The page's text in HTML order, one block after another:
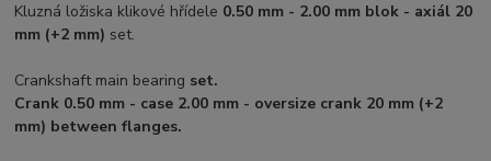
Kluzná ložiska klikové hřídele 0.50 mm - 2.00 mm blok - axiál 20
mm (+2 mm) set.
Crankshaft main bearing set.
Crank 0.50 mm - case 2.00 mm - oversize crank 20 mm (+2
mm) between flanges.